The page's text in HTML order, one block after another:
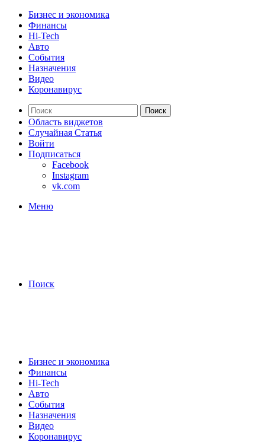
Бизнес и экономика
Финансы
Hi-Tech
Авто
События
Назначения
Видео
Коронавирус
Поиск
Область виджетов
Случайная Статья
Войти
Подписаться
Facebook
Instagram
vk.com
Меню
Поиск
Бизнес и экономика
Финансы
Hi-Tech
Авто
События
Назначения
Видео
Коронавирус